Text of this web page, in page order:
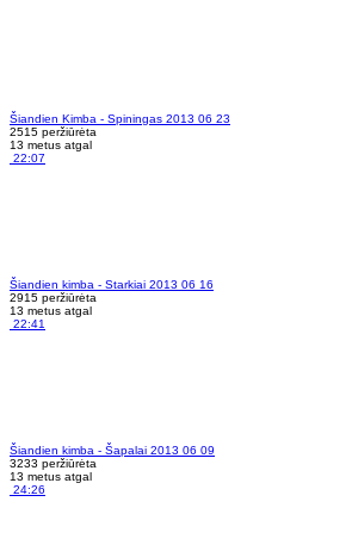
Šiandien Kimba - Spiningas 2013 06 23
2515 peržiūrėta
13 metus atgal
22:07
Šiandien kimba - Starkiai 2013 06 16
2915 peržiūrėta
13 metus atgal
22:41
Šiandien kimba - Šapalai 2013 06 09
3233 peržiūrėta
13 metus atgal
24:26